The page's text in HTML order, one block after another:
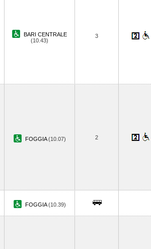
BARI CENTRALE
(10.43)
3
FOGGIA(10.07) 2
FOGGIA(10.39)